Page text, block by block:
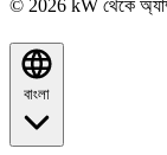
© 2026 kW থেকে
বাংলা